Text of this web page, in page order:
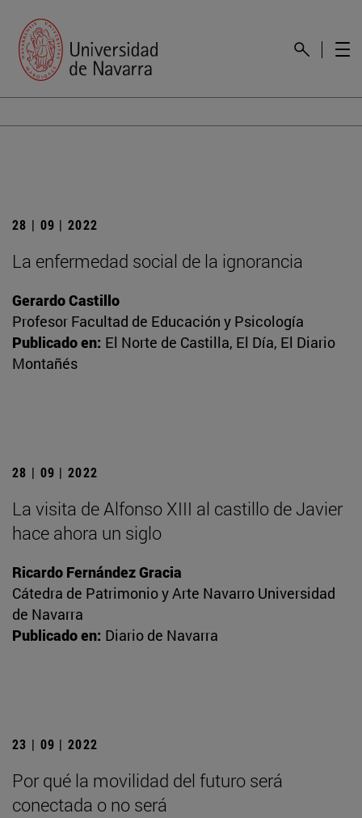
28 | 09 | 2022
La enfermedad social de la ignorancia
Gerardo Castillo
Profesor Facultad de Educación y Psicología
Publicado en: El Norte de Castilla, El Día, El Diario
Montañés
28 | 09 | 2022
La visita de Alfonso XIII al castillo de Javier
hace ahora un siglo
Ricardo Fernández Gracia
Cátedra de Patrimonio y Arte Navarro Universidad
de Navarra
Publicado en: Diario de Navarra
23 | 09 | 2022
Por qué la movilidad del futuro será
conectada o no será